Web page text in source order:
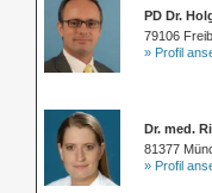
PD Dr.
79106
» Profil
Dr. med.
81377
» Profil